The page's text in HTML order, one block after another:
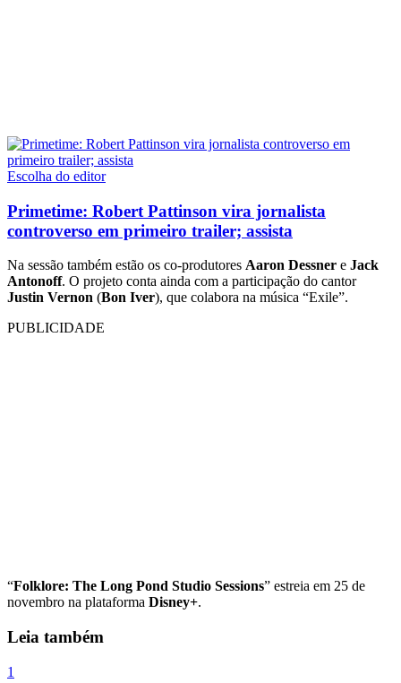
Escolha do editor
Primetime: Robert Pattinson vira jornalista
controverso em primeiro trailer; assista
Na sessão também estão os co-produtores Aaron Dessner e Jack
Antonoff. O projeto conta ainda com a participação do cantor
Justin Vernon (Bon Iver), que colabora na música “Exile”.
PUBLICIDADE
“Folklore: The Long Pond Studio Sessions” estreia em 25 de
novembro na plataforma Disney+.
Leia também
1